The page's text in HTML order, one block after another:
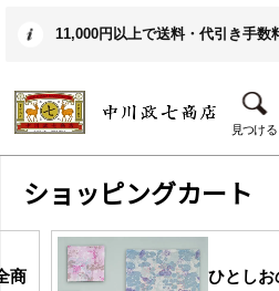
11,000円以上で送料・代引き手数
見つける
ショッピングカート
商
ひとしお